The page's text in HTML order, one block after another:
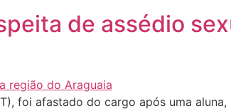
de assédio
foi afastado do cargo após uma aluna,